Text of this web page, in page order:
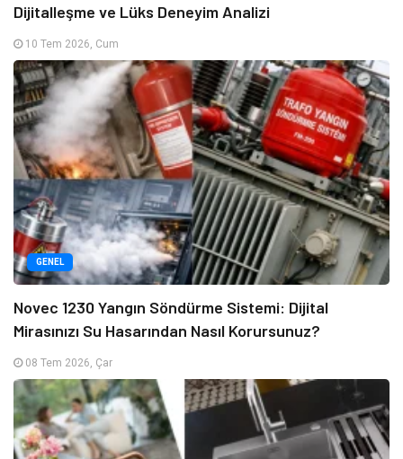
Dijitalleşme ve Lüks Deneyim Analizi
10 Tem 2026, Cum
GENEL
Novec 1230 Yangın Söndürme Sistemi: Dijital
Mirasınızı Su Hasarından Nasıl Korursunuz?
08 Tem 2026, Çar